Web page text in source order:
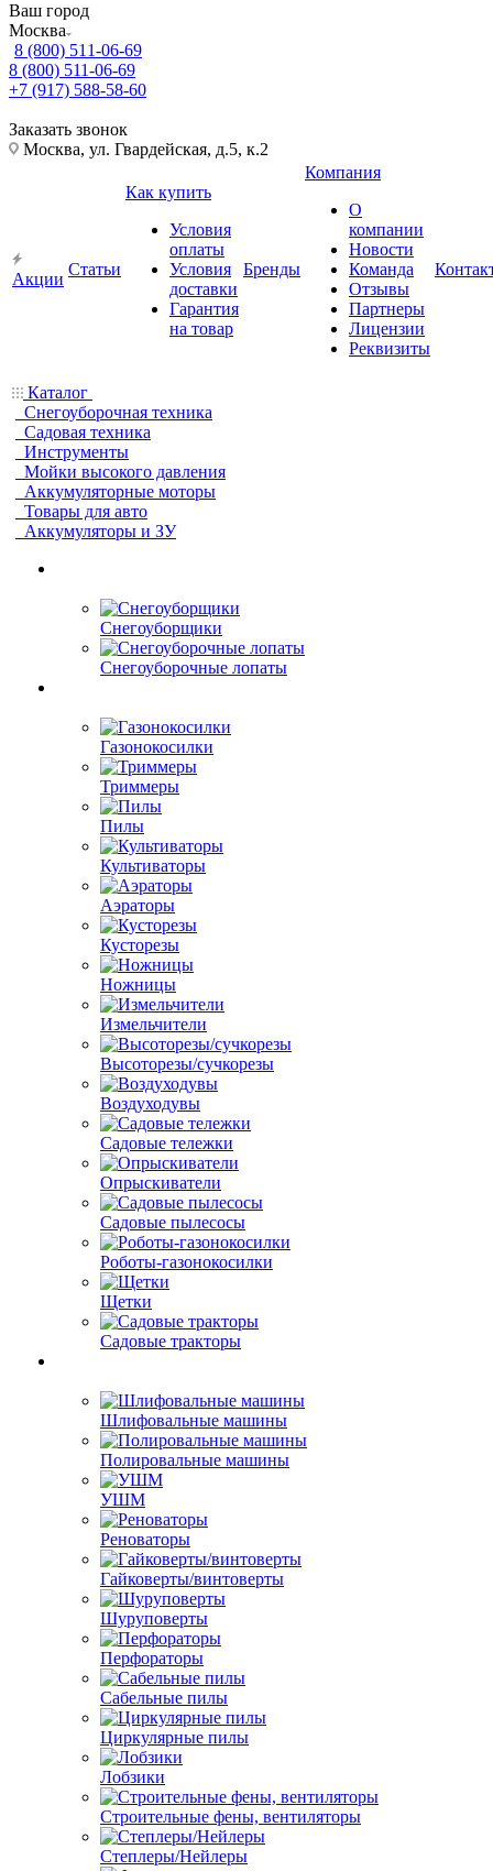
Ваш город
Москва
8 (800) 511-06-69
8 (800) 511-06-69
+7 (917) 588-58-60
Заказать звонок
Москва, ул. Гвардейская, д.5, к.2
Акции
Статьи
Как купить
Условия
оплаты
Условия
доставки
Гарантия
на товар
Бренды
Компания
О
компании
Новости
Команда
Отзывы
Партнеры
Лицензии
Реквизиты
Каталог
Снегоуборочная техника
Садовая техника
Инструменты
Мойки высокого давления
Аккумуляторные моторы
Товары для авто
Аккумуляторы и ЗУ
Снегоуборщики
Снегоуборочные лопаты
Газонокосилки
Триммеры
Пилы
Культиваторы
Аэраторы
Кусторезы
Ножницы
Измельчители
Высоторезы/сучкорезы
Воздуходувы
Садовые тележки
Опрыскиватели
Садовые пылесосы
Роботы-газонокосилки
Щетки
Садовые тракторы
Шлифовальные машины
Полировальные машины
УШМ
Реноваторы
Гайковерты/винтоверты
Шуруповерты
Перфораторы
Сабельные пилы
Циркулярные пилы
Лобзики
Строительные фены, вентиляторы
Степлеры/Нейлеры